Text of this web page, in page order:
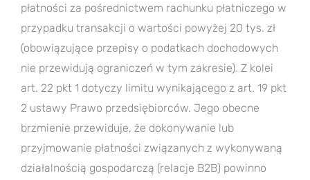
płatności za pośrednictwem rachunku płatniczego w
przypadku transakcji o wartości powyżej 20 tys. zł
(obowiązujące przepisy o podatkach dochodowych
nie przewidują ograniczeń w tym zakresie). Z kolei
art. 22 pkt 1 dotyczy limitu wynikającego z art. 19 pkt
2 ustawy Prawo przedsiębiorców. Jego obecne
brzmienie przewiduje, że dokonywanie lub
przyjmowanie płatności związanych z wykonywaną
działalnością gospodarczą (relacje B2B) powinno